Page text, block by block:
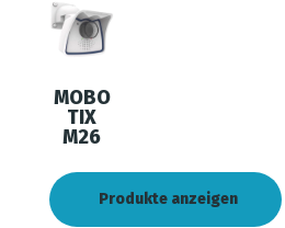
MOBO
TIX
M26
Produkte anzeigen